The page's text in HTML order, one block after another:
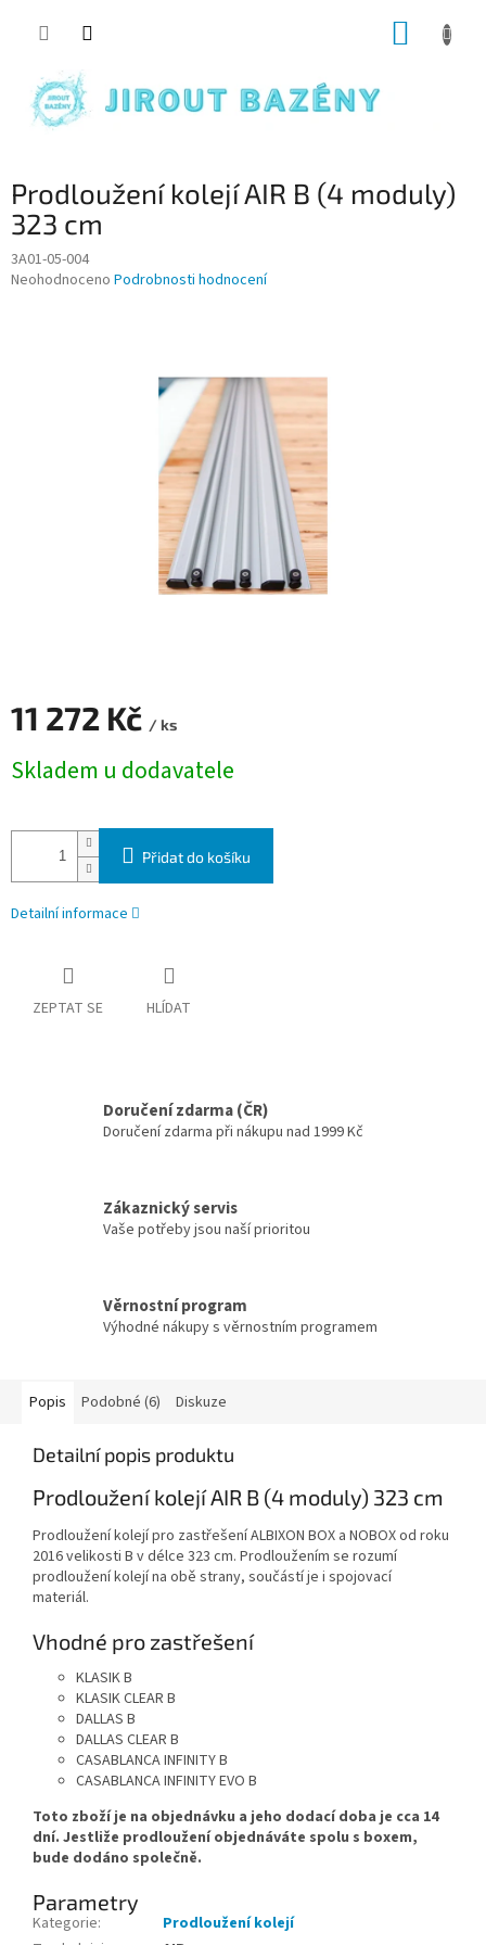
Prodloužení kolejí AIR B (4 moduly)
323 cm
3A01-05-004
Průměrné hodnocení produktu je 0,0 z 5 hvězdiček.
Neohodnoceno Podrobnosti hodnocení
11 272 Kč / ks
Skladem u dodavatele
Přidat do košíku
Detailní informace
ZEPTAT SE HLÍDAT
Doručení zdarma (ČR)
Doručení zdarma při nákupu nad 1999 Kč
Zákaznický servis
Vaše potřeby jsou naší prioritou
Věrnostní program
Výhodné nákupy s věrnostním programem
Popis Podobné (6) Diskuze
Detailní popis produktu
Prodloužení kolejí AIR B (4 moduly) 323 cm
Prodloužení kolejí pro zastřešení ALBIXON BOX a NOBOX od roku
2016 velikosti B v délce 323 cm. Prodloužením se rozumí
prodloužení kolejí na obě strany, součástí je i spojovací
materiál.
Vhodné pro zastřešení
KLASIK B
KLASIK CLEAR B
DALLAS B
DALLAS CLEAR B
CASABLANCA INFINITY B
CASABLANCA INFINITY EVO B
Toto zboží je na objednávku a jeho dodací doba je cca 14
dní. Jestliže prodloužení objednáváte spolu s boxem,
bude dodáno společně.
Parametry
Kategorie:
Prodloužení kolejí